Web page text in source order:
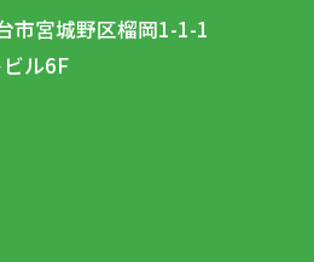
市宮城野区榴岡1-1-1
ル6F